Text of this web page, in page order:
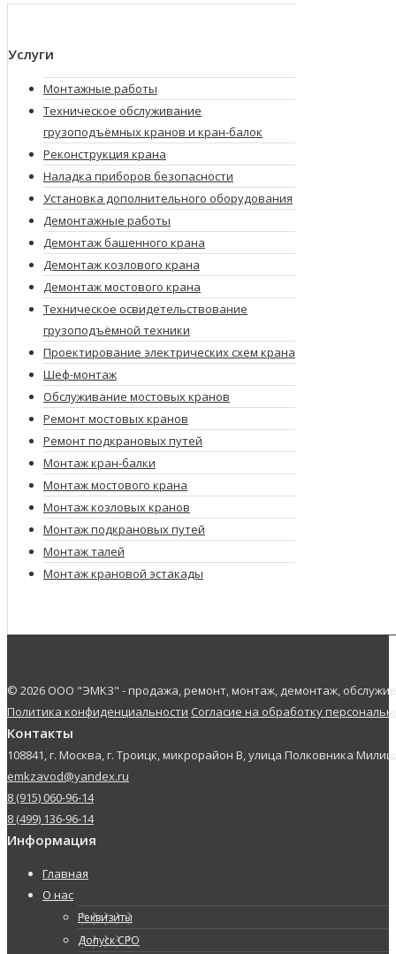
Услуги
Монтажные работы
Техническое обслуживание
грузоподъёмных кранов и кран-балок
Реконструкция крана
Наладка приборов безопасности
Установка дополнительного оборудования
Демонтажные работы
Демонтаж башенного крана
Демонтаж козлового крана
Демонтаж мостового крана
Техническое освидетельствование
грузоподъёмной техники
Проектирование электрических схем крана
Шеф-монтаж
Обслуживание мостовых кранов
Ремонт мостовых кранов
Ремонт подкрановых путей
Монтаж кран-балки
Монтаж мостового крана
Монтаж козловых кранов
Монтаж подкрановых путей
Монтаж талей
Монтаж крановой эстакады
© 2026 ООО "ЭМКЗ" - продажа, ремонт, монтаж, демонтаж,
Политика конфиденциальности Согласие на обработку
Контакты
108841, г. Москва, г. Троицк, микрорайон В, улица Полковника
emkzavod@yandex.ru
8 (915) 060-96-14
8 (499) 136-96-14
Информация
Главная
О нас
Реквизиты
Допуск СРО